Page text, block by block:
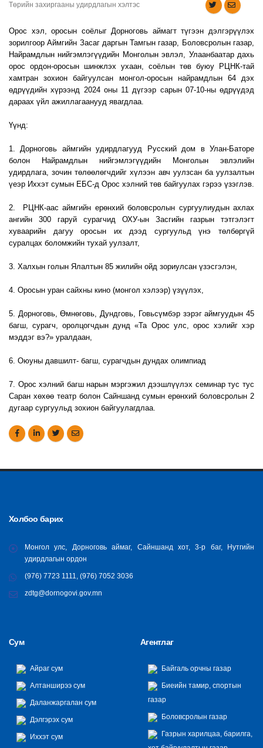
Төрийн захиргааны удирдлагын хэлтэс
Орос хэл, оросын соёлыг Дорноговь аймагт түгээн дэлгэрүүлэх
зорилгоор Аймгийн Засаг даргын Тамгын газар, Боловсролын газар,
Найрамдлын нийгэмлэгүүдийн Монголын эвлэл, Улаанбаатар дахь
орос ордон-оросын шинжлэх ухаан, соёлын төв буюу РЦНК-тай
хамтран зохион байгуулсан монгол-оросын найрамдлын 64 дэх
өдрүүдийн хүрээнд 2024 оны 11 дүгээр сарын 07-10-ны өдрүүдэд
дараах үйл ажиллагаанууд явагдлаа.
Үүнд:
1. Дорноговь аймгийн удирдлагууд Русский дом в Улан-Баторе
болон Найрамдлын нийгэмлэгүүдийн Монголын эвлэлийн
удирдлага, зочин төлөөлөгчдийг хүлээн авч уулзсан ба уулзалтын
үеэр Иххэт сумын ЕБС-д Орос хэлний төв байгуулах гэрээ үзэглэв.
2. РЦНК-аас аймгийн ерөнхий боловсролын сургуулиудын ахлах
ангийн 300 гаруй сурагчид ОХУ-ын Засгийн газрын тэтгэлэгт
хуваарийн дагуу оросын их дээд сургуульд үнэ төлбөргүй
суралцах боломжийн тухай уулзалт,
3. Халхын голын Ялалтын 85 жилийн ойд зориулсан үзэсгэлэн,
4. Оросын уран сайхны кино (монгол хэлээр) үзүүлэх,
5. Дорноговь, Өмнөговь, Дундговь, Говьсүмбэр зэрэг аймгуудын 45
багш, сурагч, оролцогчдын дунд «Та Орос улс, орос хэлийг хэр
мэддэг вэ?» уралдаан,
6. Оюуны давшилт- багш, сурагчдын дундах олимпиад
7. Орос хэлний багш нарын мэргэжил дээшлүүлэх семинар тус тус
Саран хөхөө театр болон Сайншанд сумын ерөнхий боловсролын 2
дугаар сургуульд зохион байгуулагдлаа.
Холбоо барих
Монгол улс, Дорноговь аймаг, Сайншанд хот, 3-р баг, Нутгийн
удирдлагын ордон
(976) 7723 1111, (976) 7052 3036
zdtg@dornogovi.gov.mn
Сум
Айраг сум
Алтанширээ сум
Даланжаргалан сум
Дэлгэрэх сум
Иххэт сум
Агентлаг
Байгаль орчны газар
Биеийн тамир, спортын
газар
Боловсролын газар
Газрын харилцаа, барилга,